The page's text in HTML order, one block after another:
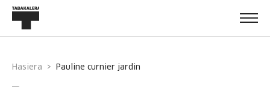
Hasiera pauline curnier jardin